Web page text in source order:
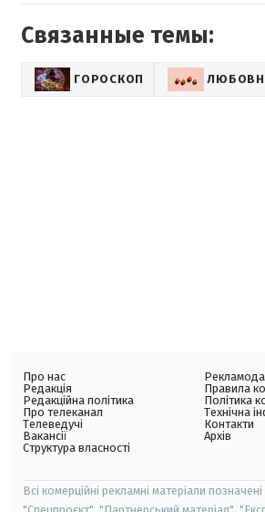
Связанные темы:
ГОРОСКОП
Про нас
Редакція
Редакційна політика
Про телеканал
Телеведучі
Вакансії
Структура власності
Правила
Політика
Технічна
Контакти
Архів
Всі комерційні рекламні матеріали